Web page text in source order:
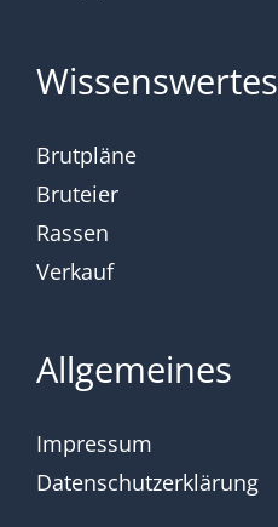
Wissenswertes
Brutpläne
Bruteier
Rassen
Verkauf
Allgemeines
Impressum
Datenschutzerklärung